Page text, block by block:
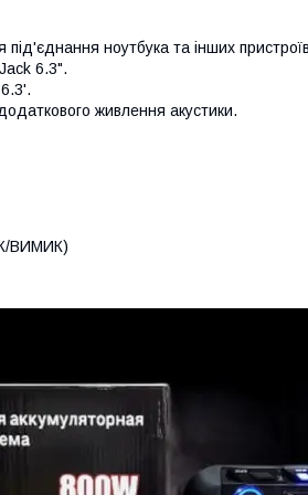
ноутбука та інших
6.3".
живлення акустики.
ВИМИК)